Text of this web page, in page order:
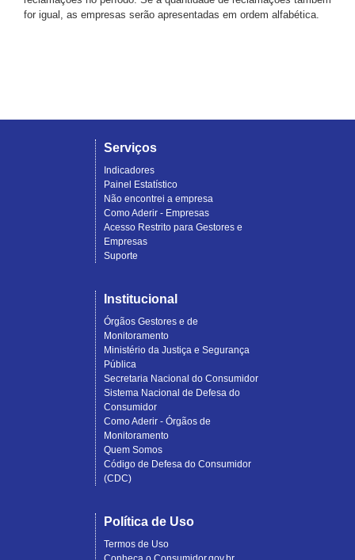
for igual, as empresas serão apresentadas em ordem alfabética.
Serviços
Indicadores
Painel Estatístico
Não encontrei a empresa
Como Aderir - Empresas
Acesso Restrito para Gestores e
Empresas
Suporte
Institucional
Órgãos Gestores e de
Monitoramento
Ministério da Justiça e Segurança
Pública
Secretaria Nacional do Consumidor
Sistema Nacional de Defesa do
Consumidor
Como Aderir - Órgãos de
Monitoramento
Quem Somos
Código de Defesa do Consumidor
(CDC)
Política de Uso
Termos de Uso